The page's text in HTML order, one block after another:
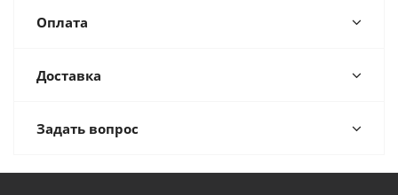
Оплата
Доставка
Задать вопрос